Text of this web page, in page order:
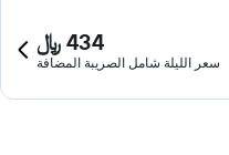
434 ﷼
سعر الليلة شامل الصريبة المضافة